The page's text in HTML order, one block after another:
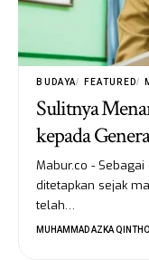
BUDAYA FEATURED
Sulitnya
kepada
Mabur.co -
ditetapkan sejak
telah…
MUHAMMAD AZKA